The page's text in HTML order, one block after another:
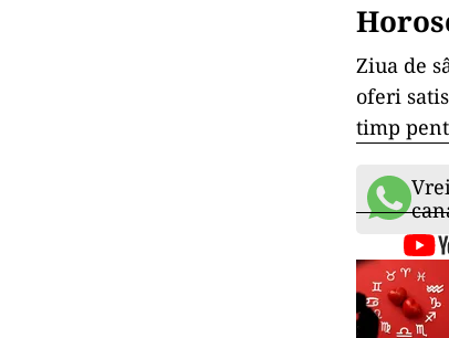
Ziua de
oferi
timp